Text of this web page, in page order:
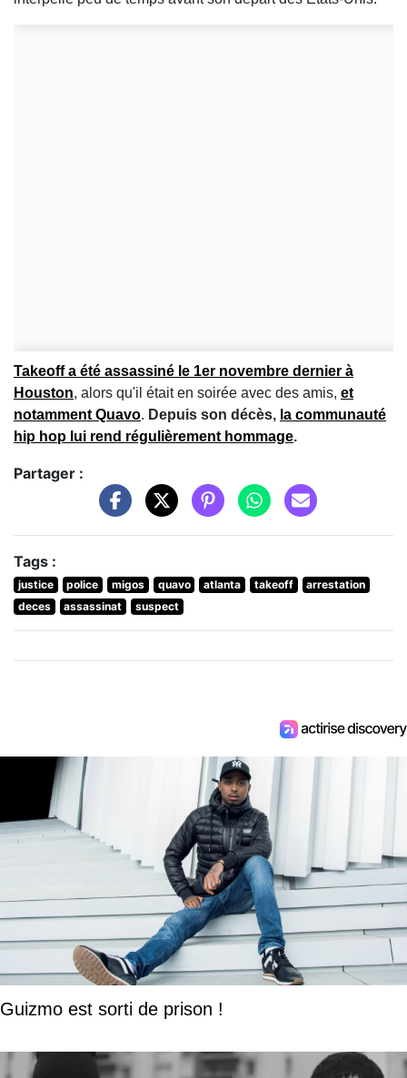
Takeoff a été assassiné le 1er novembre dernier à
Houston, alors qu'il était en soirée avec des amis, et
notamment Quavo. Depuis son décès, la communauté
hip hop lui rend régulièrement hommage.
Partager :
Tags :
justice police migos quavo atlanta takeoff
arrestation
deces
assassinat suspect
Guizmo est sorti de prison !